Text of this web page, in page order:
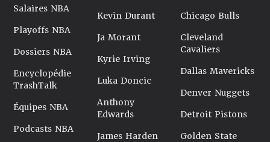
Salaires NBA
Playoffs NBA
Dossiers NBA
Encyclopédie
TrashTalk
Équipes NBA
Podcasts NBA
Kevin Durant
Ja Morant
Kyrie Irving
Luka Doncic
Anthony
Edwards
James Harden
Chicago Bulls
Cleveland
Cavaliers
Dallas Mavericks
Denver Nuggets
Detroit Pistons
Golden State